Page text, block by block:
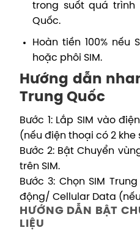
trong suốt quá trình
Quốc.
Hoàn tiền 100% nếu
hoặc phôi SIM.
Hướng dẫn
Trung Quốc
Bước 1: Lắp SIM vào
(nếu điện thoại có 2 khe
Bước 2: Bật Chuyển
trên SIM.
Bước 3: Chọn SIM
động/ Cellular Data
HƯỚNG DẪN BẬT
LIỆU